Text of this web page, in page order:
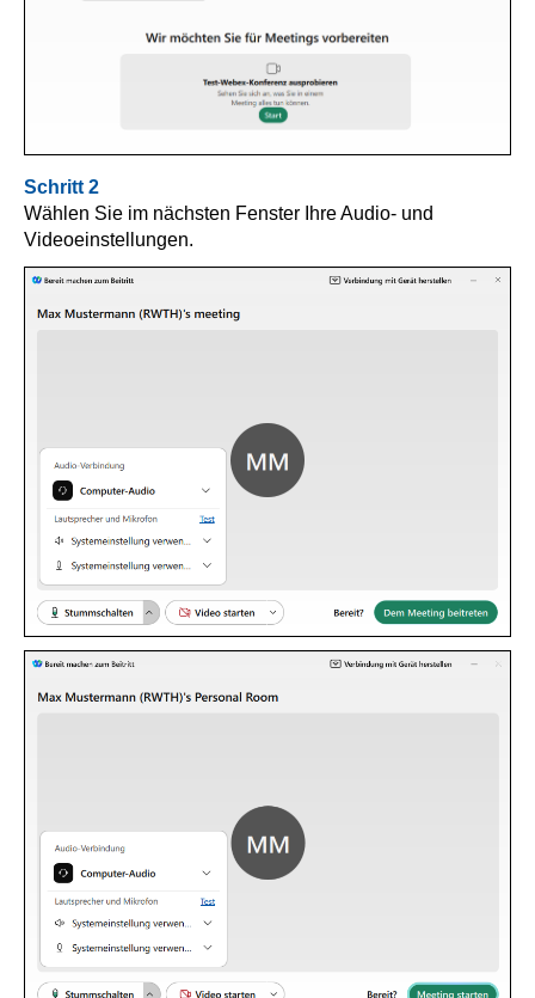
Schritt 2
Wählen Sie im nächsten Fenster Ihre Audio- und
Videoeinstellungen.